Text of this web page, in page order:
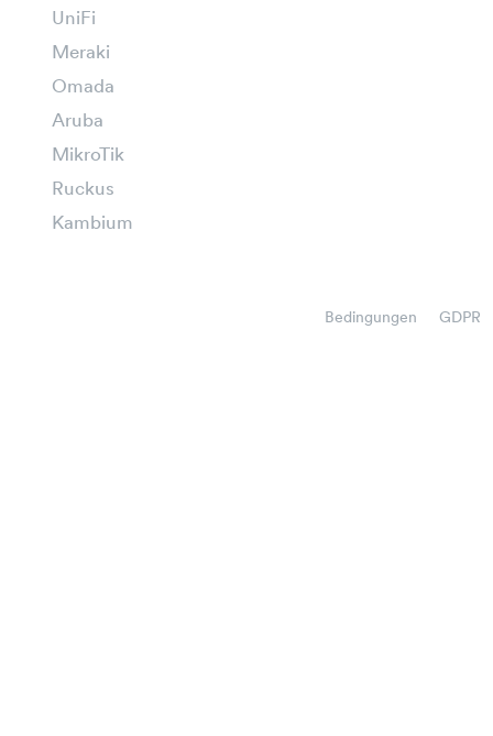
UniFi
Meraki
Omada
Aruba
MikroTik
Ruckus
Kambium
Bedingungen GDPR